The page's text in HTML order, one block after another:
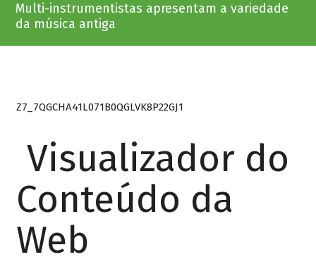
Multi-instrumentistas apresentam a variedade
da música antiga
Z7_7QGCHA41L071B0QGLVK8P22GJ1
Visualizador do
Conteúdo da
Web